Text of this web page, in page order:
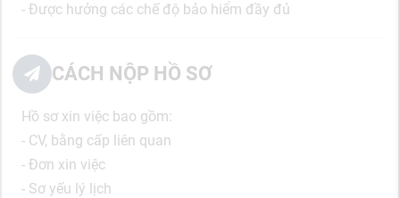
- Được hưởng các chế độ bảo hiểm đầy đủ
CÁCH NỘP HỒ SƠ
Hồ sơ xin việc bao gồm:
- CV, bằng cấp liên quan
- Đơn xin việc
- Sơ yếu lý lịch